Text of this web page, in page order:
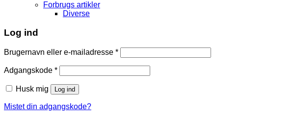
Forbrugs artikler
Diverse
Log ind
Brugernavn eller e-mailadresse *
Adgangskode *
Husk mig Log ind
Mistet din adgangskode?